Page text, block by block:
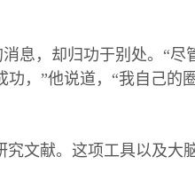
息，却归功于别处。“
，”他说道，“我自己的
文献。这项工具以及大